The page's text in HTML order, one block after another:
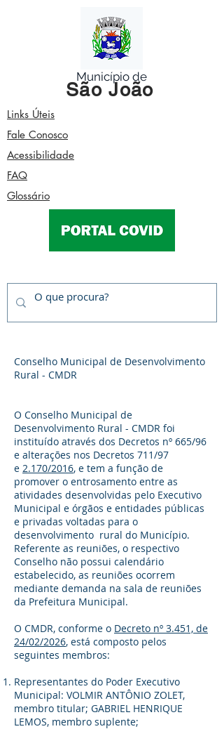
Município de
São João
Links Úteis
Fale Conosco
Acessibilidade
FAQ
Glossário
Conselho Municipal de Desenvolvimento
Rural - CMDR
O Conselho Municipal de
Desenvolvimento Rural - CMDR foi
instituído através dos Decretos nº 665/96
e alterações nos Decretos 711/97
e 2.170/2016, e tem a função de
promover o entrosamento entre as
atividades desenvolvidas pelo Executivo
Municipal e órgãos e entidades públicas
e privadas voltadas para o
desenvolvimento rural do Município.
Referente as reuniões, o respectivo
Conselho não possui calendário
estabelecido, as reuniões ocorrem
mediante demanda na sala de reuniões
da Prefeitura Municipal.
O CMDR, conforme o Decreto nº 3.451, de
24/02/2026, está composto pelos
seguintes membros:
Representantes do Poder Executivo
Municipal: VOLMIR ANTÔNIO ZOLET,
membro titular; GABRIEL HENRIQUE
LEMOS, membro suplente;